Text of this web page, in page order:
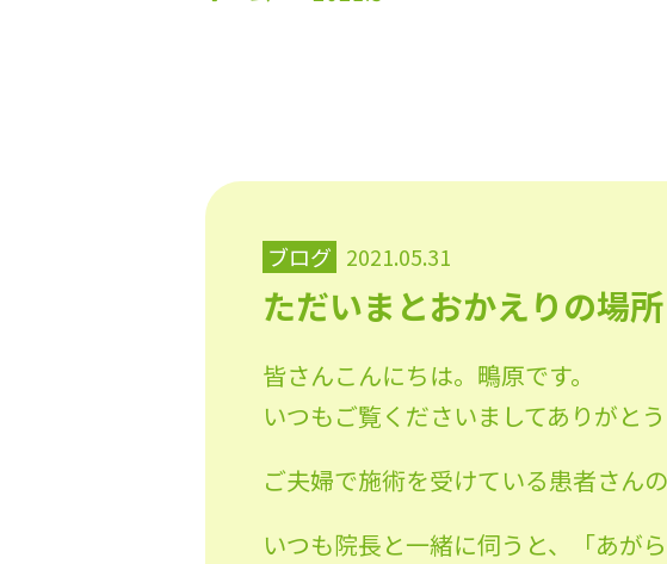
ブログ 2021.05.31
ただいまとおかえりの場所
皆さんこんにちは。鴫原です。
いつもご覧くださいましてありがと
ご夫婦で施術を受けている患者さん
いつも院長と一緒に伺うと、「あが